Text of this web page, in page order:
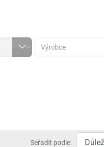
Seřadit podle: